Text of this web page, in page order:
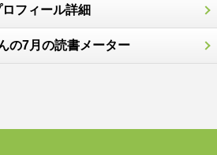
ロフィール詳細
の7月の読書メーター